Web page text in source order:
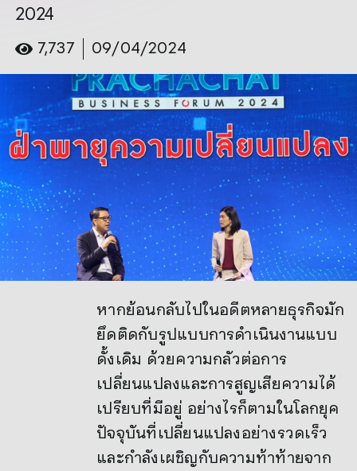
2024
7,737 09/04/2024
หากย้อนกลับไปในอดีตหลายธุรกิจมัก
ยึดติดกับรูปแบบการดำเนินงานแบบ
ดั้งเดิม ด้วยความกลัวต่อการ
เปลี่ยนแปลงและการสูญเสียความได้
เปรียบที่มีอยู่ อย่างไรก็ตามในโลกยุค
ปัจจุบันที่เปลี่ยนแปลงอย่างรวดเร็ว
และกำลังเผชิญกับความท้าท้ายจาก